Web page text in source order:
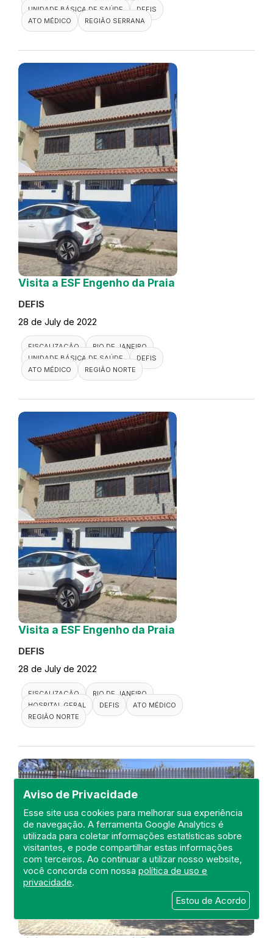
Aviso de Privacidade
Esse site usa cookies para melhorar sua experiência
de navegação. A ferramenta Google Analytics é
utilizada para coletar informações estatísticas sobre
visitantes, e pode compartilhar estas informações
com terceiros. Ao continuar a utilizar nosso website,
você concorda com nossapolítica de uso e
privacidade.
Estou de Acordo
UNIDADE BÁSICA DE SAÚDE
DEFIS
ATO MÉDICO
REGIÃO SERRANA
Visita a ESF Engenho da Praia
DEFIS
28 de July de 2022
FISCALIZAÇÃO
RIO DE JANEIRO
UNIDADE BÁSICA DE SAÚDE
DEFIS
ATO MÉDICO
REGIÃO NORTE
Visita a ESF Engenho da Praia
DEFIS
28 de July de 2022
FISCALIZAÇÃO
RIO DE JANEIRO
HOSPITAL GERAL
DEFIS
ATO MÉDICO
REGIÃO NORTE